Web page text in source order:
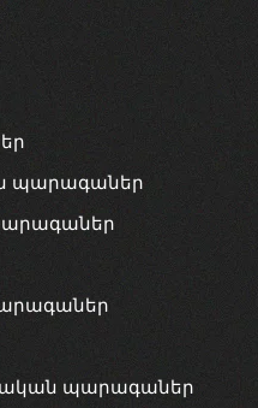
պարագաներ
պարագաներ